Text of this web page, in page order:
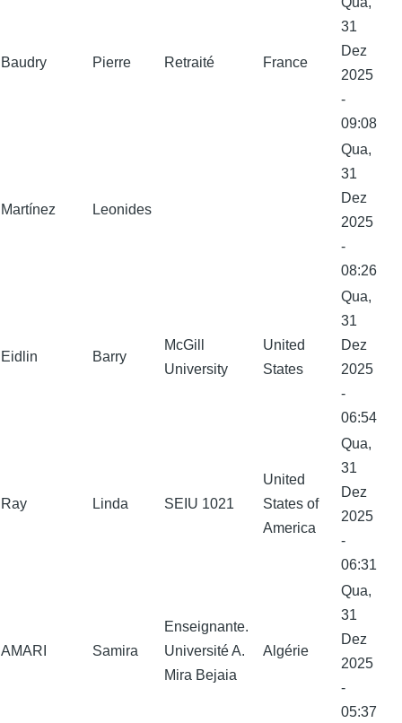
Baudry Pierre Retraité France
31
Dez
2025
-
09:08
Martínez Leonides
Qua,
31
Dez
2025
-
08:26
Eidlin Barry
McGill
University
United
States
Qua,
31
Dez
2025
-
06:54
Ray Linda SEIU 1021
United
States of
America
Qua,
31
Dez
2025
-
06:31
AMARI Samira
Enseignante.
Université A.
Mira Bejaia
Algérie
Qua,
31
Dez
2025
-
05:37